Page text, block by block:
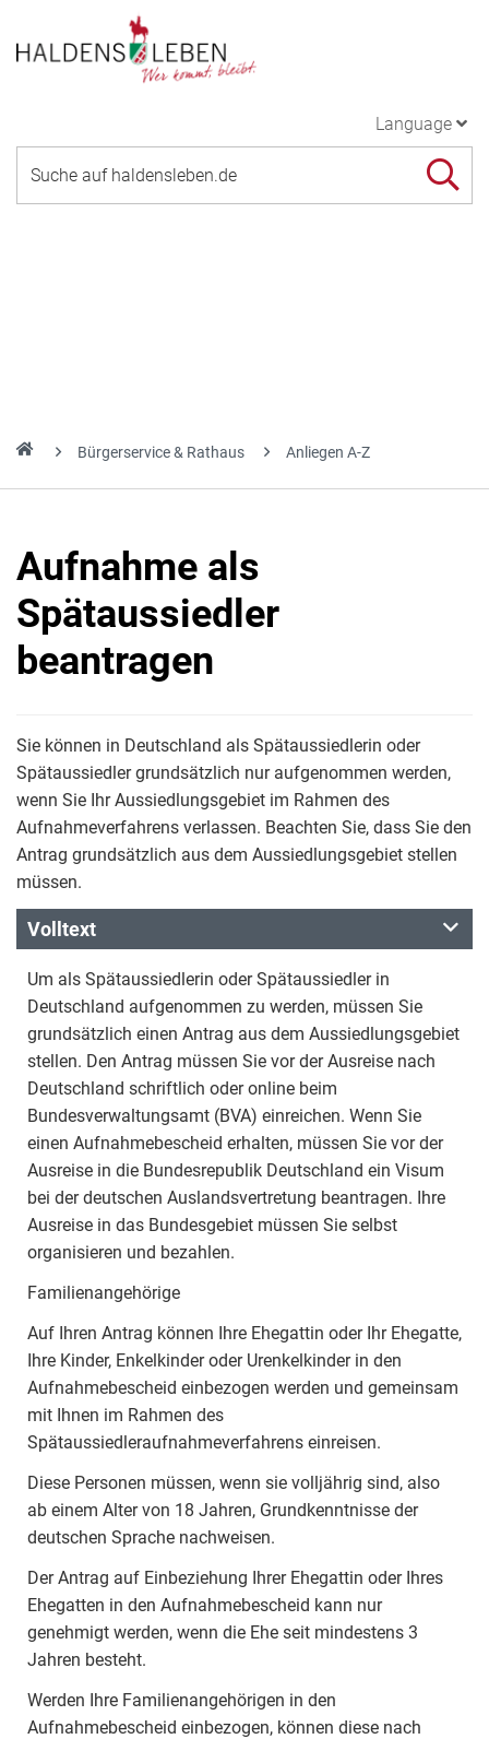
Language
Bürgerservice & Rathaus Anliegen A-Z
Aufnahme als
Spätaussiedler
beantragen
Sie können in Deutschland als Spätaussiedlerin oder
Spätaussiedler grundsätzlich nur aufgenommen werden,
wenn Sie Ihr Aussiedlungsgebiet im Rahmen des
Aufnahmeverfahrens verlassen. Beachten Sie, dass Sie den
Antrag grundsätzlich aus dem Aussiedlungsgebiet stellen
müssen.
Volltext
Um als Spätaussiedlerin oder Spätaussiedler in
Deutschland aufgenommen zu werden, müssen Sie
grundsätzlich einen Antrag aus dem Aussiedlungsgebiet
stellen. Den Antrag müssen Sie vor der Ausreise nach
Deutschland schriftlich oder online beim
Bundesverwaltungsamt (BVA) einreichen. Wenn Sie
einen Aufnahmebescheid erhalten, müssen Sie vor der
Ausreise in die Bundesrepublik Deutschland ein Visum
bei der deutschen Auslandsvertretung beantragen. Ihre
Ausreise in das Bundesgebiet müssen Sie selbst
organisieren und bezahlen.
Familienangehörige
Auf Ihren Antrag können Ihre Ehegattin oder Ihr Ehegatte,
Ihre Kinder, Enkelkinder oder Urenkelkinder in den
Aufnahmebescheid einbezogen werden und gemeinsam
mit Ihnen im Rahmen des
Spätaussiedleraufnahmeverfahrens einreisen.
Diese Personen müssen, wenn sie volljährig sind, also
ab einem Alter von 18 Jahren, Grundkenntnisse der
deutschen Sprache nachweisen.
Der Antrag auf Einbeziehung Ihrer Ehegattin oder Ihres
Ehegatten in den Aufnahmebescheid kann nur
genehmigt werden, wenn die Ehe seit mindestens 3
Jahren besteht.
Werden Ihre Familienangehörigen in den
Aufnahmebescheid einbezogen, können diese nach